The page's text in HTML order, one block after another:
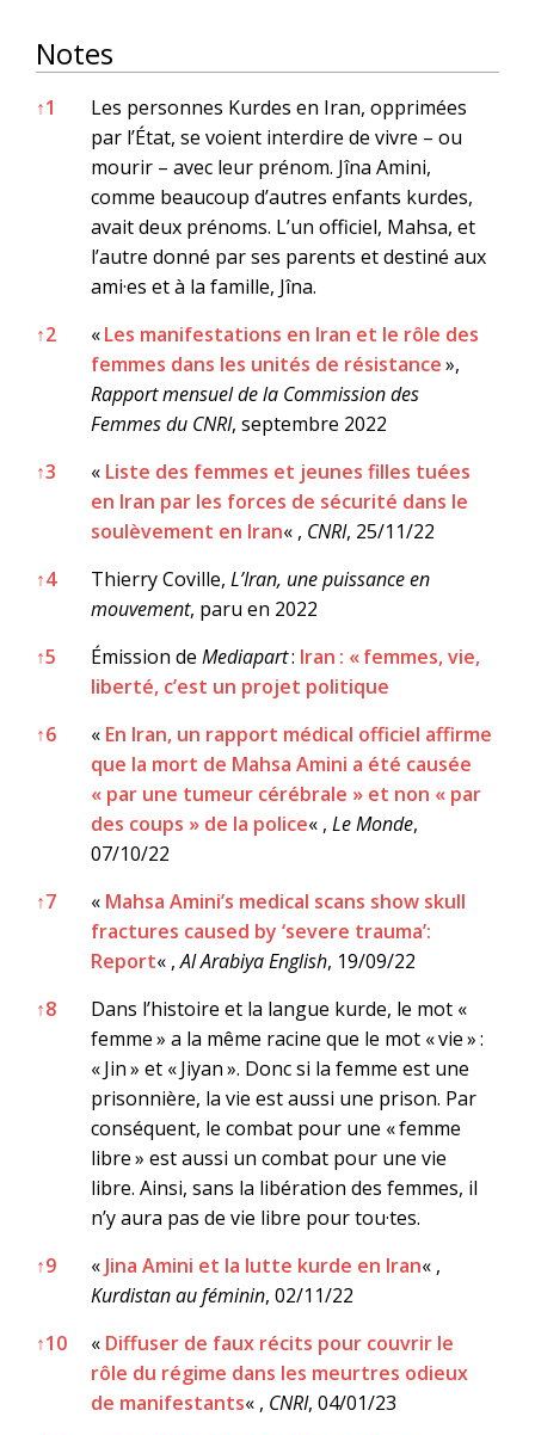
Notes
Notes
↑1
Les personnes Kurdes en Iran, opprimées
par l’État, se voient interdire de vivre – ou
mourir – avec leur prénom. Jîna Amini,
comme beaucoup d’autres enfants kurdes,
avait deux prénoms. L’un officiel, Mahsa, et
l’autre donné par ses parents et destiné aux
ami·es et à la famille, Jîna.
↑2 «Les manifestations en Iran et le rôle des
femmes dans les unités de résistance»,
Rapport mensuel de la Commission des
Femmes du CNRI, septembre 2022
↑3 « Liste des femmes et jeunes filles tuées
en Iran par les forces de sécurité dans le
soulèvement en Iran« , CNRI, 25/11/22
↑4 Thierry Coville, L’Iran, une puissance en
mouvement, paru en 2022
↑5 Émission de Mediapart: Iran : « femmes, vie,
liberté, c’est un projet politique
↑6 « En Iran, un rapport médical officiel affirme
que la mort de Mahsa Amini a été causée
« par une tumeur cérébrale » et non « par
des coups » de la police« , Le Monde,
07/10/22
↑7 « Mahsa Amini’s medical scans show skull
fractures caused by ‘severe trauma’:
Report« ,Al Arabiya English, 19/09/22
↑8
Dans l’histoire et la langue kurde, le mot «
femme » a la même racine que le mot « vie » :
« Jin » et « Jiyan ». Donc si la femme est une
prisonnière, la vie est aussi une prison. Par
conséquent, le combat pour une « femme
libre » est aussi un combat pour une vie
libre. Ainsi, sans la libération des femmes, il
n’y aura pas de vie libre pour tou·tes.
↑9 « Jina Amini et la lutte kurde en Iran« ,
Kurdistan au féminin, 02/11/22
↑10 « Diffuser de faux récits pour couvrir le
rôle du régime dans les meurtres odieux
de manifestants« , CNRI, 04/01/23